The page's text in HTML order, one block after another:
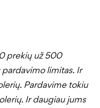
prekių už 500
limitas. Ir
Pardavime tokiu
Ir daugiau jums